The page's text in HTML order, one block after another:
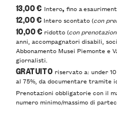
13,00 € Intero, fino a
12,00 € Intero scontato (con
10,00 €ridotto (con
anni, accompagnatori disabili,
Abbonamento Musei Piemonte e
giornalisti.
GRATUITO riservato a: under
al 75%, da documentare tramite
Prenotazioni obbligatorie con il
numero minimo/massimo di